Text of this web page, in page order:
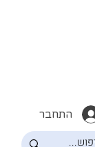
התחבר